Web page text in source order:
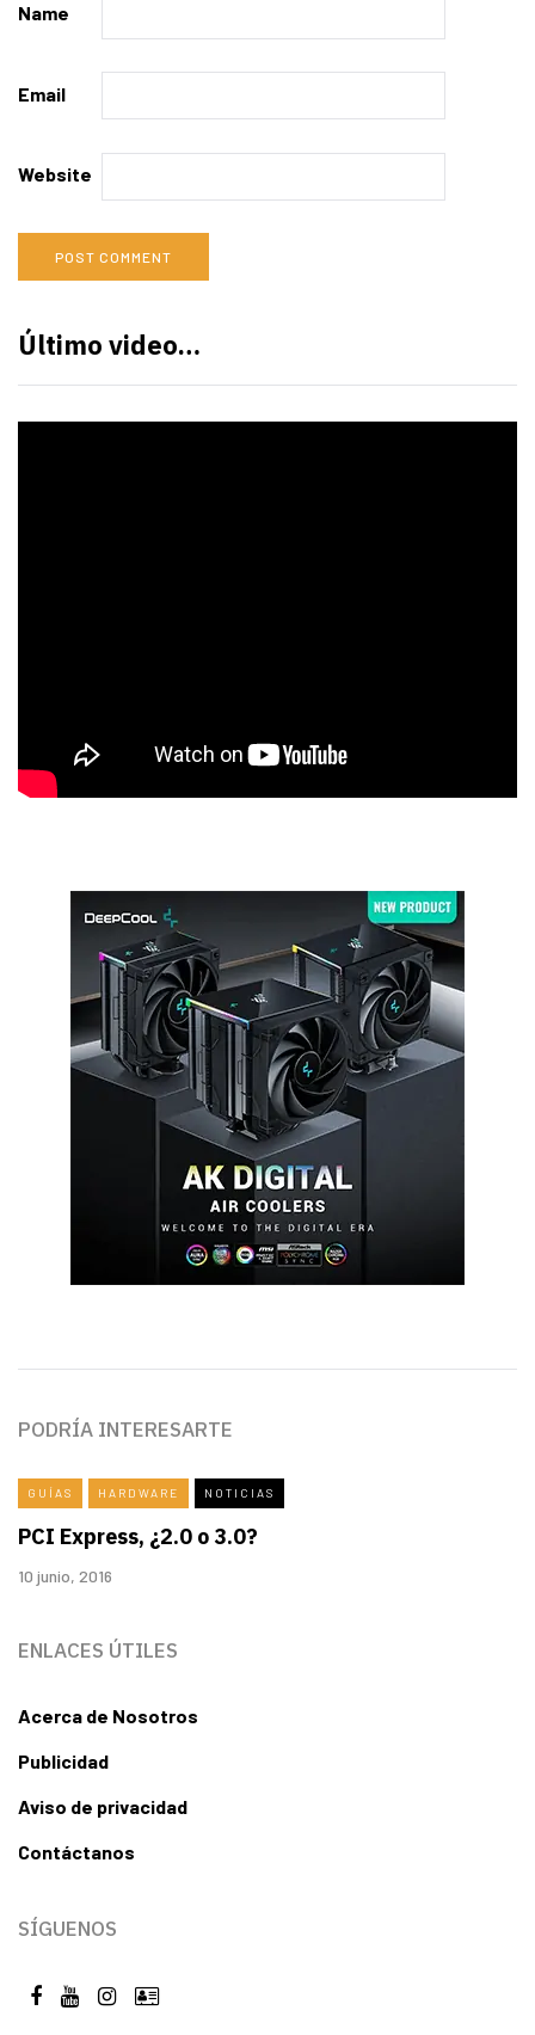
Name
Email
Website
Último video…
PODRÍA INTERESARTE
GUÍAS HARDWARE NOTICIAS
PCI Express, ¿2.0 o 3.0?
10 junio, 2016
ENLACES ÚTILES
Acerca de Nosotros
Publicidad
Aviso de privacidad
Contáctanos
SÍGUENOS